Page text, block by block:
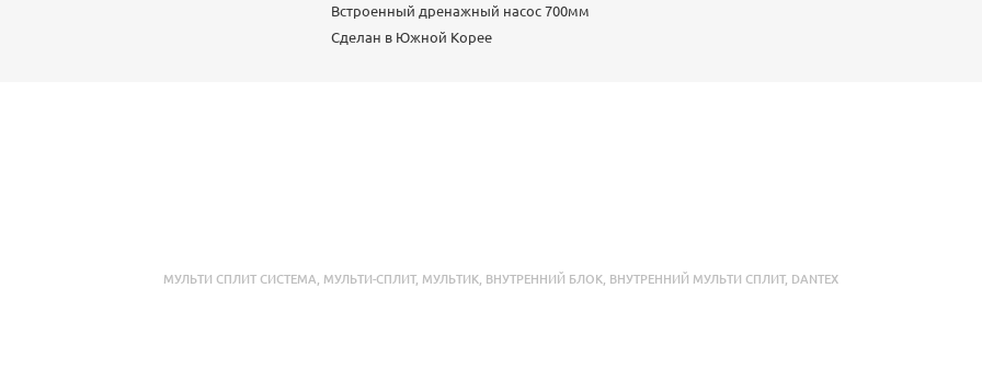
Встроенный дренажный насос 700мм
Сделан в Южной Корее
МУЛЬТИ СПЛИТ СИСТЕМА МУЛЬТИ-СПЛИТ, МУЛЬТИК ВНУТРЕННИЙ БЛОК ВНУТРЕННИЙ МУЛЬТИ СПЛИТ, DANTEX